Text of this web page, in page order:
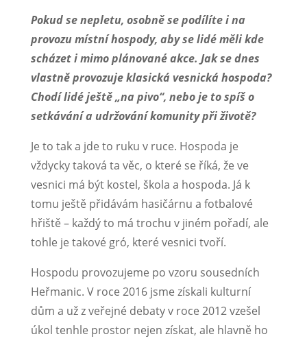
Pokud se nepletu, osobně se podílíte i na
provozu místní hospody, aby se lidé měli kde
scházet i mimo plánované akce. Jak se dnes
vlastně provozuje klasická vesnická hospoda?
Chodí lidé ještě „na pivo“, nebo je to spíš o
setkávání a udržování komunity při životě?
Je to tak a jde to ruku v ruce. Hospoda je
vždycky taková ta věc, o které se říká, že ve
vesnici má být kostel, škola a hospoda. Já k
tomu ještě přidávám hasičárnu a fotbalové
hřiště – každý to má trochu v jiném pořadí, ale
tohle je takové gró, které vesnici tvoří.
Hospodu provozujeme po vzoru sousedních
Heřmanic. V roce 2016 jsme získali kulturní
dům a už z veřejné debaty v roce 2012 vzešel
úkol tenhle prostor nejen získat, ale hlavně ho